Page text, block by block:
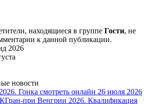
находящиеся в группе Гости, не
к данной публикации.
2026
новости
Гонка смотреть онлайн 26 июля 2026
Гран-при Венгрии 2026. Квалификация